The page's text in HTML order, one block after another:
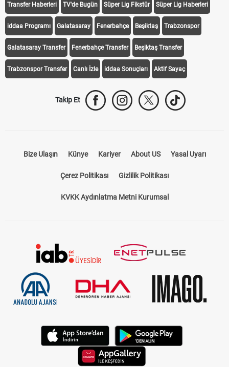
Transfer Haberleri TV'de Bugün Süper Lig Fikstür Süper Lig Haberleri
iddaa Programı Galatasaray Fenerbahçe Beşiktaş Trabzonspor
Galatasaray Transfer Fenerbahçe Transfer Beşiktaş Transfer
Trabzonspor Transfer Canlı İzle iddaa Sonuçları Aktif Sayaç
Takip Et
Bize Ulaşın Künye Kariyer About US Yasal Uyarı
Çerez Politikası Gizlilik Politikası
KVKK Aydınlatma Metni Kurumsal